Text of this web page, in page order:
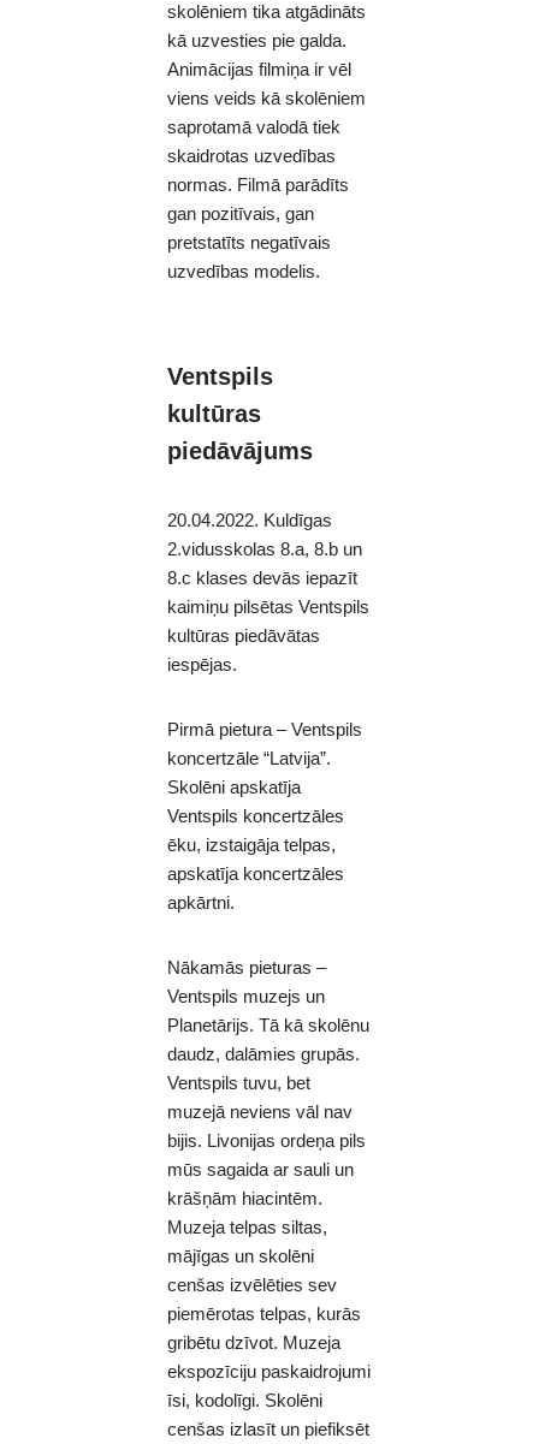
skolēniem tika atgādināts
kā uzvesties pie galda.
Animācijas filmiņa ir vēl
viens veids kā skolēniem
saprotamā valodā tiek
skaidrotas uzvedības
normas. Filmā parādīts
gan pozitīvais, gan
pretstatīts negatīvais
uzvedības modelis.
Ventspils
kultūras
piedāvājums
20.04.2022. Kuldīgas
2.vidusskolas 8.a, 8.b un
8.c klases devās iepazīt
kaimiņu pilsētas Ventspils
kultūras piedāvātas
iespējas.
Pirmā pietura – Ventspils
koncertzāle “Latvija”.
Skolēni apskatīja
Ventspils koncertzāles
ēku, izstaigāja telpas,
apskatīja koncertzāles
apkārtni.
Nākamās pieturas –
Ventspils muzejs un
Planetārijs. Tā kā skolēnu
daudz, dalāmies grupās.
Ventspils tuvu, bet
muzejā neviens vāl nav
bijis. Livonijas ordeņa pils
mūs sagaida ar sauli un
krāšņām hiacintēm.
Muzeja telpas siltas,
mājīgas un skolēni
cenšas izvēlēties sev
piemērotas telpas, kurās
gribētu dzīvot. Muzeja
ekspozīciju paskaidrojumi
īsi, kodolīgi. Skolēni
cenšas izlasīt un piefiksēt